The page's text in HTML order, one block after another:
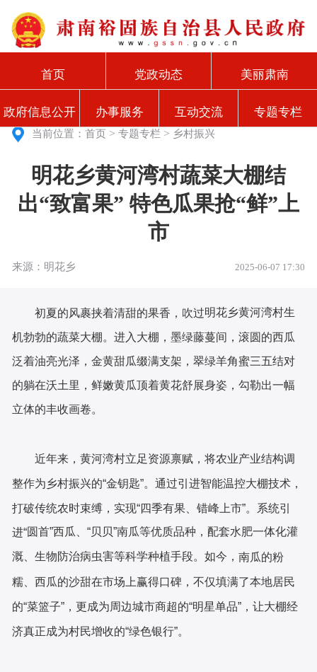
首页 党政动态 美丽肃南
政府信息公开 办事服务 互动交流 专题专栏
当前位置：首页 >专题专栏 > 乡村振兴
明花乡黄河湾村蔬菜大棚结
出“致富果” 特色瓜果抢“鲜”上
市
来源：明花乡 2025-06-07 17:30
初夏的风裹挟着清甜的果香 ，吹过明花乡黄河湾村生
机勃勃的蔬菜大棚 。进入大棚，墨绿藤蔓间，滚圆的西瓜
泛着油亮光泽，金黄甜瓜缀满支架，翠绿羊角蜜三五结对
的躺在沃土里 ，鲜嫩黄瓜顶着黄花舒展身姿，勾勒出一幅
立体的丰收画卷。
近年来，黄河湾村立足资源禀赋，将农业产业结构调
整作为乡村振兴的“金钥匙”。通过引进智能温控大棚技术，
打破传统农时束缚，实现“四季有果、错峰上市”。 系统引
进“圆首”西瓜、“贝贝”南瓜等优质品种， 配套水肥一体化灌
溉、生物防治病虫害等科学种植手段。如今 ，南瓜的粉
糯、西瓜的沙甜在市场上赢得口碑，不仅填满了本地居民
的“菜篮子”，更成为周边城市商超的“明星单品”，让大棚经
济真正成为村民增收的“绿色银行”。